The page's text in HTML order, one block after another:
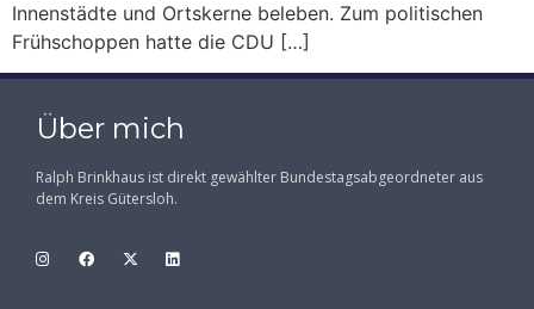
Innenstädte und Ortskerne beleben. Zum politischen
Frühschoppen hatte die CDU […]
Über mich
Ralph Brinkhaus ist direkt gewählter Bundestagsabgeordneter aus
dem Kreis Gütersloh.